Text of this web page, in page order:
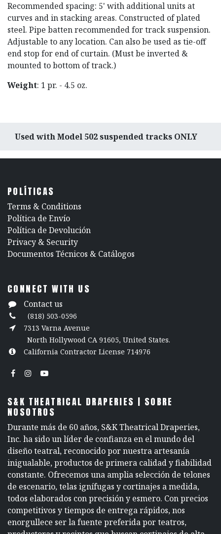
Recommended spacing: 5' with additional units at
curves and in stacking areas. Constructed of plated
steel. Pipe batten recommended for track suspension.
Adjustable to any location. Can also be used as tie-off
end stop for end of curtain. (Must be inverted &
mounted to bottom of track.)
Weight: 1 pr. - 4.5 oz.
Used with Model 502 suspended tracks ONLY
POLÍTICAS
​Terms & Conditions
Política de Envío
Política de Devolución
​Privacy & Security
​Documentos Técnicos & Catálogos
CONNECT WITH US
Contact us
(818) 503-0596
7313 Varna Avenue
North Hollywood CA 91605, United States.
California Contractor License 714976
S&K THEATRICAL DRAPERIES | SOBRE
NOSOTROS
Durante más de 60 años, S&K Theatrical Draperies,
Inc. ha sido un líder de confianza en el mundo del
diseño teatral, reconocido por nuestra artesanía
inigualable, productos de primera calidad y fiabilidad
constante. Ofrecemos una amplia selección de telones
de escenario, telas ignífugas y cortinajes a medida,
todos elaborados con precisión y esmero. Con precios
competitivos y tiempos de entrega rápidos, nos
enorgullece ser la fuente preferida por teatros,